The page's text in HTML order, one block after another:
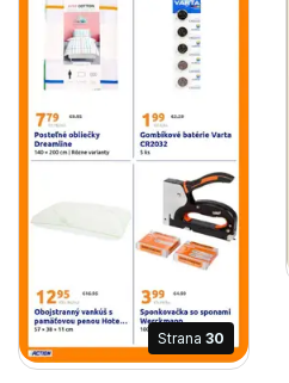
Strana 30